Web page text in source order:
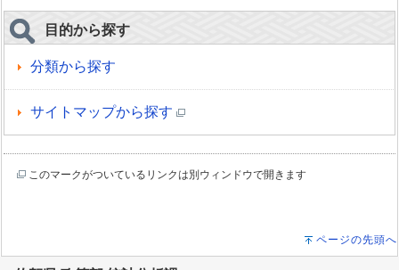
目的から探す
分類から探す
サイトマップから探す
このマークがついているリンクは別ウィンドウで開きます
ページの先頭へ